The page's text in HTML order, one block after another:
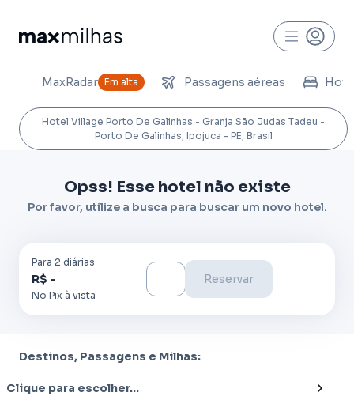
MaxRadar Em alta Passagens aéreas
Hotel Village Porto De Galinhas - Granja São Judas Tadeu -
Porto De Galinhas, Ipojuca - PE, Brasil
Opss! Esse hotel não existe
Por favor, utilize a busca para buscar um novo hotel.
Para 2 diárias
R$ -
No Pix à vista
Reservar
Destinos, Passagens e Milhas:
Clique para escolher...